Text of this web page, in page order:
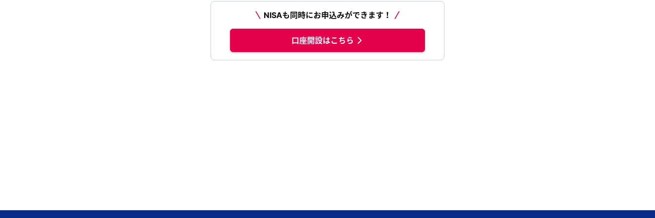
NISAも同時にお申込みができます！
口座開設はこちら